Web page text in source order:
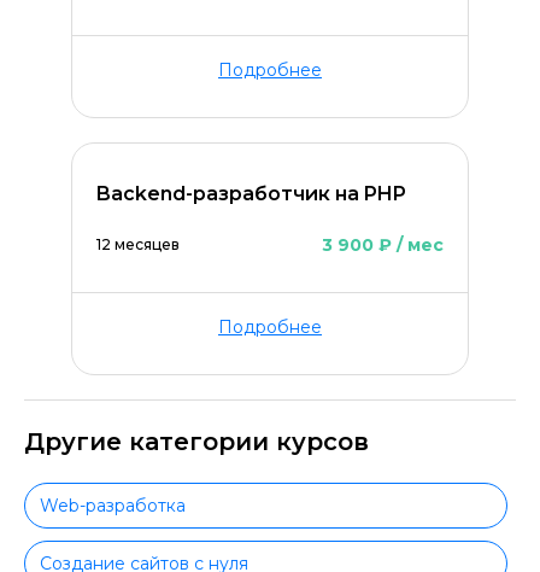
Подробнее
Backend-разработчик на PHP
12 месяцев 3 900 ₽ / мес
Подробнее
Другие категории курсов
Web-разработка
Создание сайтов с нуля